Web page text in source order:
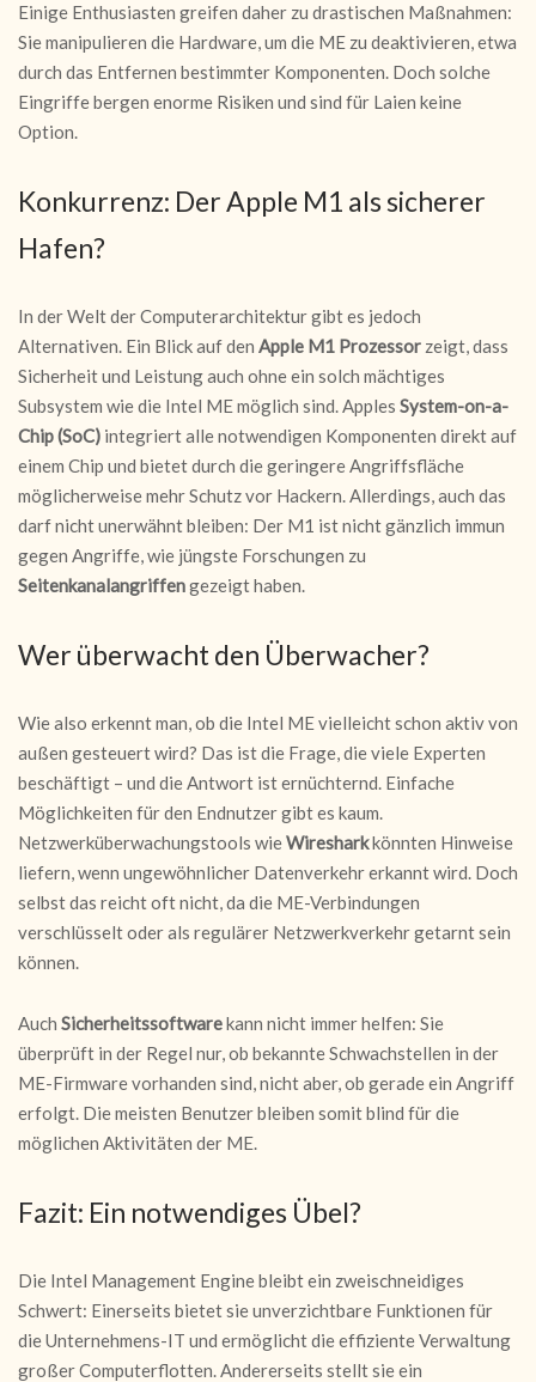
Einige Enthusiasten greifen daher zu drastischen Maßnahmen:
Sie manipulieren die Hardware, um die ME zu deaktivieren, etwa
durch das Entfernen bestimmter Komponenten. Doch solche
Eingriffe bergen enorme Risiken und sind für Laien keine
Option.
Konkurrenz: Der Apple M1 als sicherer
Hafen?
In der Welt der Computerarchitektur gibt es jedoch
Alternativen. Ein Blick auf den Apple M1 Prozessor zeigt, dass
Sicherheit und Leistung auch ohne ein solch mächtiges
Subsystem wie die Intel ME möglich sind. Apples System-on-a-
Chip (SoC) integriert alle notwendigen Komponenten direkt auf
einem Chip und bietet durch die geringere Angriffsfläche
möglicherweise mehr Schutz vor Hackern. Allerdings, auch das
darf nicht unerwähnt bleiben: Der M1 ist nicht gänzlich immun
gegen Angriffe, wie jüngste Forschungen zu
Seitenkanalangriffengezeigt haben.
Wer überwacht den Überwacher?
Wie also erkennt man, ob die Intel ME vielleicht schon aktiv von
außen gesteuert wird? Das ist die Frage, die viele Experten
beschäftigt – und die Antwort ist ernüchternd. Einfache
Möglichkeiten für den Endnutzer gibt es kaum.
Netzwerküberwachungstools wieWiresharkkönnten Hinweise
liefern, wenn ungewöhnlicher Datenverkehr erkannt wird. Doch
selbst das reicht oft nicht, da die ME-Verbindungen
verschlüsselt oder als regulärer Netzwerkverkehr getarnt sein
können.
Auch Sicherheitssoftwarekann nicht immer helfen: Sie
überprüft in der Regel nur, ob bekannte Schwachstellen in der
ME-Firmware vorhanden sind, nicht aber, ob gerade ein Angriff
erfolgt. Die meisten Benutzer bleiben somit blind für die
möglichen Aktivitäten der ME.
Fazit: Ein notwendiges Übel?
Die Intel Management Engine bleibt ein zweischneidiges
Schwert: Einerseits bietet sie unverzichtbare Funktionen für
die Unternehmens-IT und ermöglicht die effiziente Verwaltung
großer Computerflotten. Andererseits stellt sie ein